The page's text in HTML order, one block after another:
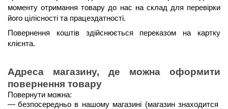
моменту отримання товару до нас на склад для перевірки
його цілісності та працездатності.
Повернення коштів здійснюється переказом на картку
клієнта.
Адреса магазину, де можна оформити
повернення товару
Повернути можна:
безпосередньо в нашому магазині (магазин знаходится